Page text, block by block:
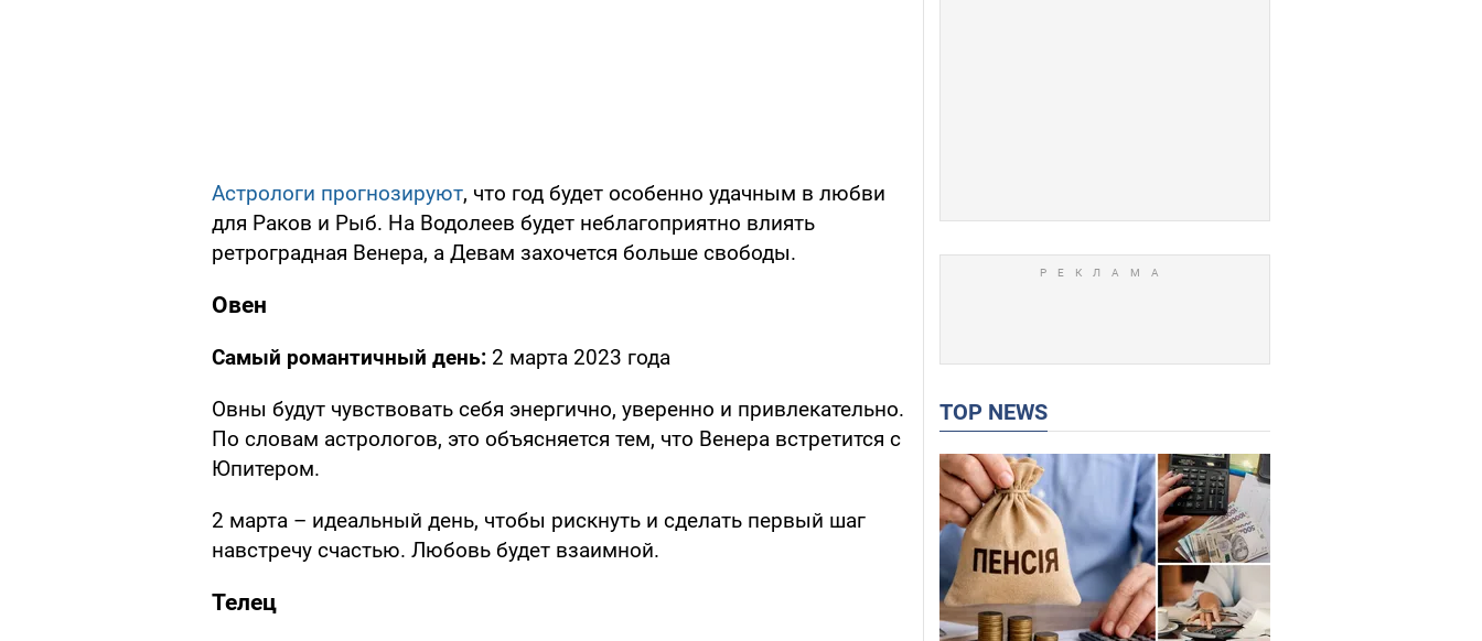
Астрологи прогнозируют, что год будет особенно удачным в любви
для Раков и Рыб. На Водолеев будет неблагоприятно влиять
ретроградная Венера, а Девам захочется больше свободы.
Овен
Самый романтичный день: 2 марта 2023 года
Овны будут чувствовать себя энергично, уверенно и привлекательно.
По словам астрологов, это объясняется тем, что Венера встретится с
Юпитером.
2 марта – идеальный день, чтобы рискнуть и сделать первый шаг
навстречу счастью. Любовь будет взаимной.
Телец
TOP NEWS